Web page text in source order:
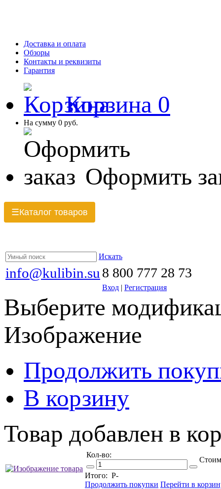
Доставка и оплата
Обзоры
Контакты и реквизиты
Гарантия
Корзина 0
На сумму 0 руб.
Оформить
☰Каталог товаров
Искать
info@kulibin.su 8 800 777 28 73
Вход | Регистрация
Выберите
Изображение
Продолжить
В корзину
Товар добавлен в
Кол-во:
Итого: Р-
Продолжить покупки Перейти в